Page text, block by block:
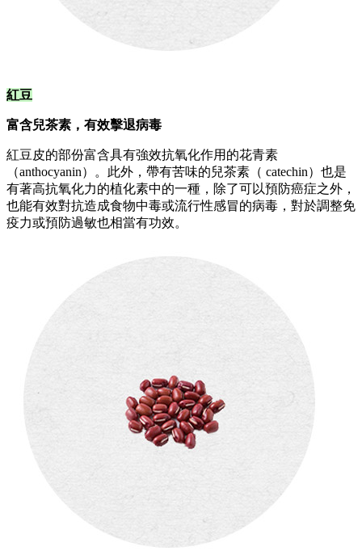
紅豆
富含兒茶素，有效擊退病毒
紅豆皮的部份富含具有強效抗氧化作用的花青素
（anthocyanin）。此外，帶有苦味的兒茶素（ catechin）也是
有著高抗氧化力的植化素中的一種，除了可以預防癌症之外，
也能有效對抗造成食物中毒或流行性感冒的病毒，對於調整免
疫力或預防過敏也相當有功效。